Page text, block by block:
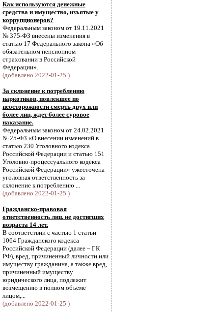
Как используются денежные
средства и имущество, изъятые у
коррупционеров?
Федеральным законом от 19.11.2021
№ 375-ФЗ внесены изменения в
статью 17 Федерального закона «Об
обязательном пенсионном
страховании в Российской
Федерации».
(добавлено 2022-01-25 )
За склонение к потреблению
наркотиков, повлекшее по
неосторожности смерть двух или
более лиц, ждет более суровое
наказание.
Федеральным законом от 24.02.2021
№ 25-ФЗ «О внесении изменений в
статью 230 Уголовного кодекса
Российской Федерации и статью 151
Уголовно-процессуального кодекса
Российской Федерации» ужесточена
уголовная ответственность за
склонение к потреблению ...
(добавлено 2022-01-25 )
Гражданско-правовая
ответственность лиц, не достигших
возраста 14 лет.
В соответствии с частью 1 статьи
1064 Гражданского кодекса
Российской Федерации (далее – ГК
РФ), вред, причиненный личности или
имуществу гражданина, а также вред,
причиненный имуществу
юридического лица, подлежит
возмещению в полном объеме
лицом,...
(добавлено 2022-01-25 )